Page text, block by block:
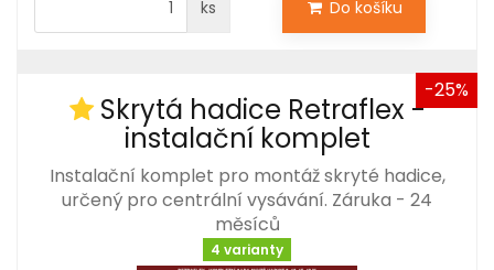
ks Do košíku
-25%
Skrytá hadice Retraflex -
instalační komplet
Instalační komplet pro montáž skryté hadice,
určený pro centrální vysávání. Záruka - 24
měsíců
4 varianty